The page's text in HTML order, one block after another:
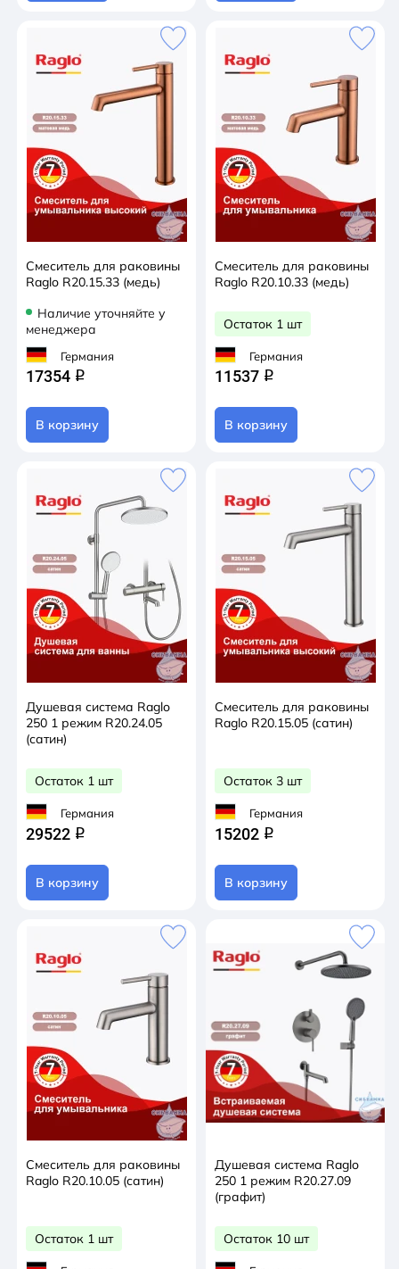
Смеситель для раковины
Raglo R20.15.33 (медь)
Наличие уточняйте у
менеджера
Германия
17354 q
В корзину
Смеситель для раковины
Raglo R20.10.33 (медь)
Остаток 1 шт
Германия
11537 q
В корзину
Душевая система Raglo
250 1 режим R20.24.05
(сатин)
Остаток 1 шт
Германия
29522 q
В корзину
Смеситель для раковины
Raglo R20.15.05 (сатин)
Остаток 3 шт
Германия
15202 q
В корзину
Смеситель для раковины
Raglo R20.10.05 (сатин)
Остаток 1 шт
Душевая система Raglo
250 1 режим R20.27.09
(графит)
Остаток 10 шт